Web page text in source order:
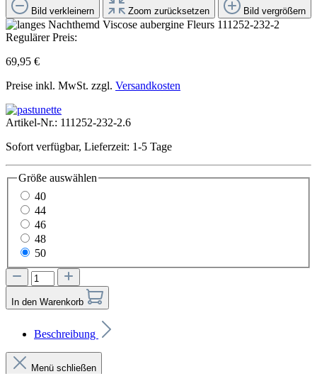
Bild verkleinern Zoom zurücksetzen Bild vergrößern
Regulärer Preis:
69,95 €
Preise inkl. MwSt. zzgl. Versandkosten
Artikel-Nr.: 111252-232-2.6
Sofort verfügbar, Lieferzeit: 1-5 Tage
Größe auswählen
40
44
46
48
50
In den Warenkorb
Beschreibung
Menü schließen